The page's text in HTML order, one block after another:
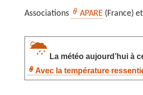
Associations APARE (France) et
La météo aujourd’hui à
Avec la température